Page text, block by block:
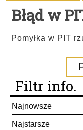
Błąd w
Pomyłka w PIT
Filtr info.
Najnowsze
Najstarsze